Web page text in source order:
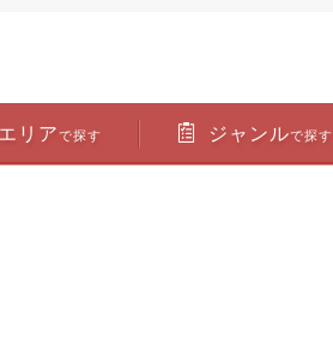
エリアで探す ジャンルで探す